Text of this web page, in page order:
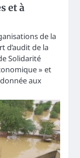
et à
de la
d’audit de la
Solidarité
» et
aux